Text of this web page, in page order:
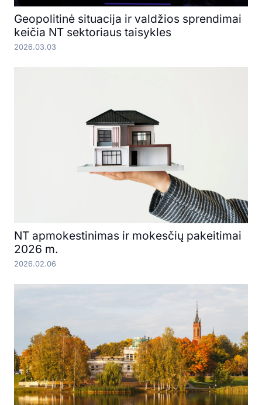
Geopolitinė situacija ir valdžios sprendimai
keičia NT sektoriaus taisykles
2026.03.03
NT apmokestinimas ir mokesčių pakeitimai
2026 m.
2026.02.06